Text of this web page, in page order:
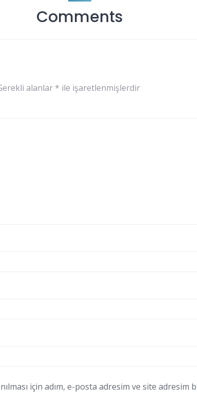
Comments
alanlar * ile işaretlenmişlerdir
için adım, e-posta adresim ve site adresim